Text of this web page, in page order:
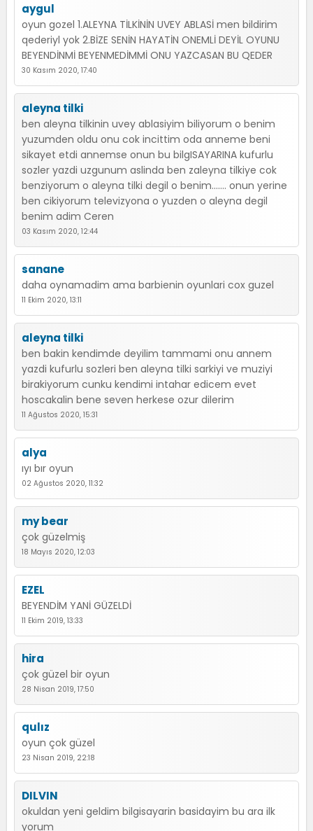
aygul
oyun gozel 1.ALEYNA TİLKİNİN UVEY ABLASİ men bildirim
qederiyl yok 2.BİZE SENİN HAYATİN ONEMLİ DEYİL OYUNU
BEYENDİNMİ BEYENMEDİMMİ ONU YAZCASAN BU QEDER
30 Kasım 2020, 17:40
aleyna tilki
ben aleyna tilkinin uvey ablasiyim biliyorum o benim
yuzumden oldu onu cok incittim oda anneme beni
sikayet etdi annemse onun bu bilgISAYARINA kufurlu
sozler yazdi uzgunum aslinda ben zaleyna tilkiye cok
benziyorum o aleyna tilki degil o benim....... onun yerine
ben cikiyorum televizyona o yuzden o aleyna degil
benim adim Ceren
03 Kasım 2020, 12:44
sanane
daha oynamadim ama barbienin oyunlari cox guzel
11 Ekim 2020, 13:11
aleyna tilki
ben bakin kendimde deyilim tammami onu annem
yazdi kufurlu sozleri ben aleyna tilki sarkiyi ve muziyi
birakiyorum cunku kendimi intahar edicem evet
hoscakalin bene seven herkese ozur dilerim
11 Ağustos 2020, 15:31
alya
ıyı bır oyun
02 Ağustos 2020, 11:32
my bear
çok güzelmiş
18 Mayıs 2020, 12:03
EZEL
BEYENDİM YANİ GÜZELDİ
11 Ekim 2019, 13:33
hira
çok güzel bir oyun
28 Nisan 2019, 17:50
qulız
oyun çok güzel
23 Nisan 2019, 22:18
DILVIN
okuldan yeni geldim bilgisayarin basidayim bu ara ilk
yorum